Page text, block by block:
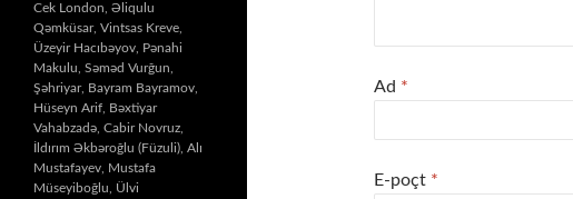
Ad *
E-poçt *
Cek London, Əliqulu
Qəmküsar, Vintsas Kreve,
Üzeyir Hacıbəyov, Pənahi
Makulu, Səməd Vurğun,
Şəhriyar, Bayram Bayramov,
Hüseyn Arif, Bəxtiyar
Vahabzadə, Cabir Novruz,
İldırım Əkbəroğlu (Füzuli), Alı
Mustafayev, Mustafa
Müseyiboğlu, Ülvi